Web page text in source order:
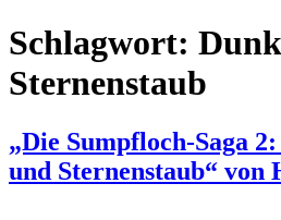
Schlagwort:
Sternenstaub
„Die Sumpfloch-Saga
und Sternenstaub“ von